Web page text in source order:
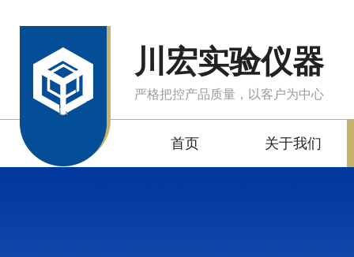
川宏实验仪器
严格把控产品质量，以客户为中心
首页 关于我们